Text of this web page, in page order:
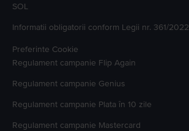
SOL
Informatii obligatorii conform Legii nr. 361/2022
Preferinte Cookie
Regulament campanie Flip Again
Regulament campanie Genius
Regulament campanie Plata în 10 zile
Regulament campanie Mastercard